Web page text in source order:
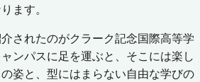
ます。
されたのがクラーク記念国際高等学
ンパスに足を運ぶと、そこには楽し
姿と、型にはまらない自由な学びの